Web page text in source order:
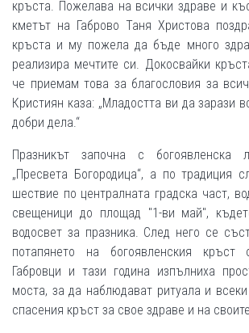
кръста. Пожелава на всички здраве и
кметът на Габрово Таня Христова
кръста и му пожела да бъде много
реализира мечтите си. Докосвайки
че приемам това за благословия за
Кристиян каза: „Младостта ви да зарази
добри дела.“
Празникът започна с богоявленска
„Пресвета Богородица“, а по традиция
шествие по централната градска част,
свещеници до площад "1-ви май",
водосвет за празника. След него се
потапянето на богоявленския кръст
Габровци и тази година изпълниха
моста, за да наблюдават ритуала и
спасения кръст за свое здраве и на